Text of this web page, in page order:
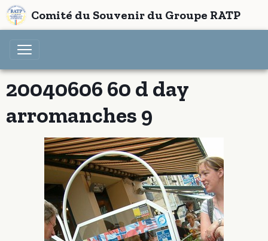
Comité du Souvenir du Groupe RATP
20040606 60 d day
arromanches 9